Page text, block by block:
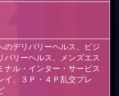
のデリバリーヘルス、ビジ
バリーヘルス、メンズエス
ナル・インター・サービス
イ、３Ｐ・４Ｐ乱交プレ